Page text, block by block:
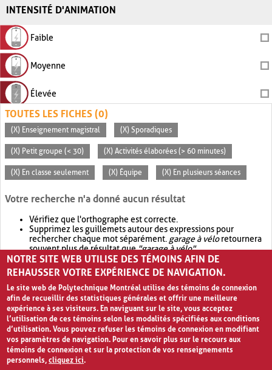
INTENSITÉ D'ANIMATION
Faible
Moyenne
Élevée
TOUTES LES FICHES (0)
(X) Enseignement magistral (X) Sporadiques
(X) Petit groupe (< 30) (X) Activités élaborées (> 60 minutes)
(X) En classe seulement (X) Équipe (X) En plusieurs séances
Votre recherche n'a donné aucun résultat
Vérifiez que l'orthographe est correcte.
Supprimez les guillemets autour des expressions pour
rechercher chaque mot séparément. garage à véloretournera
souvent plus de résultat que"garage à vélo".
Envisagez d'élargir votre recherche avec OR.garage OR vélo
retournera souvent plus de résultat quegarage à vélo
NOTRE SITE WEB UTILISE DES TÉMOINS AFIN DE
REHAUSSER VOTRE EXPÉRIENCE DE NAVIGATION.
Le site web de Polytechnique Montréal utilise des témoins de connexion
afin de recueillir des statistiques générales et offrir une meilleure
expérience à ses visiteurs. En naviguant sur le site, vous acceptez
l’utilisation de ces témoins selon les modalités spécifiées aux conditions
d’utilisation. Vous pouvez refuser les témoins de connexion en modifiant
vos paramètres de navigation. Pour en savoir plus sur le recours aux
témoins de connexion et sur la protection de vos renseignements
personnels,cliquez ici.